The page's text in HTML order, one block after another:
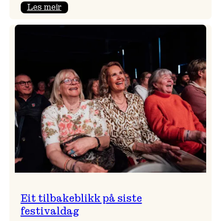
Les meir:
Eit tilbakeblikk på siste
festivaldag